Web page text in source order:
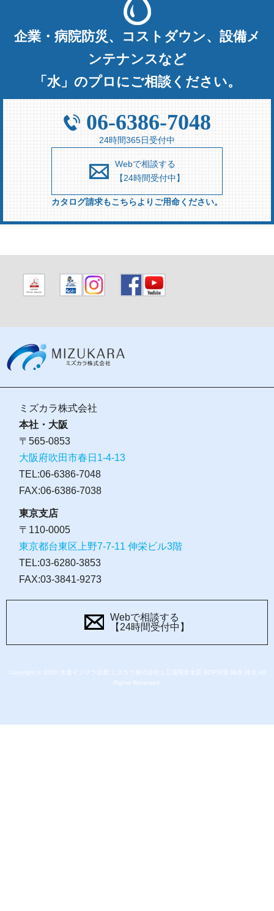
企業・病院防災、コストダウン、設備メ
ンテナンスなど
「水」のプロにご相談ください。
06-6386-7048
24時間365日受付中
Webで相談する
【24時間受付中】
カタログ請求もこちらよりご用命ください。
ミズカラ株式会社
本社・大阪
〒565-0853
大阪府吹田市春日1-4-13
TEL:06-6386-7048
FAX:06-6386-7038
東京支店
〒110-0005
東京都台東区上野7-7-11 伸栄ビル3階
TEL:03-6280-3853
FAX:03-3841-9273
Webで相談する
【24時間受付中】
Copyright © 2026 水道インフラ企業 ミズカラ株式会社 | 工場用水水質 BCP対策 純水 排水 All
Rights Reserved.